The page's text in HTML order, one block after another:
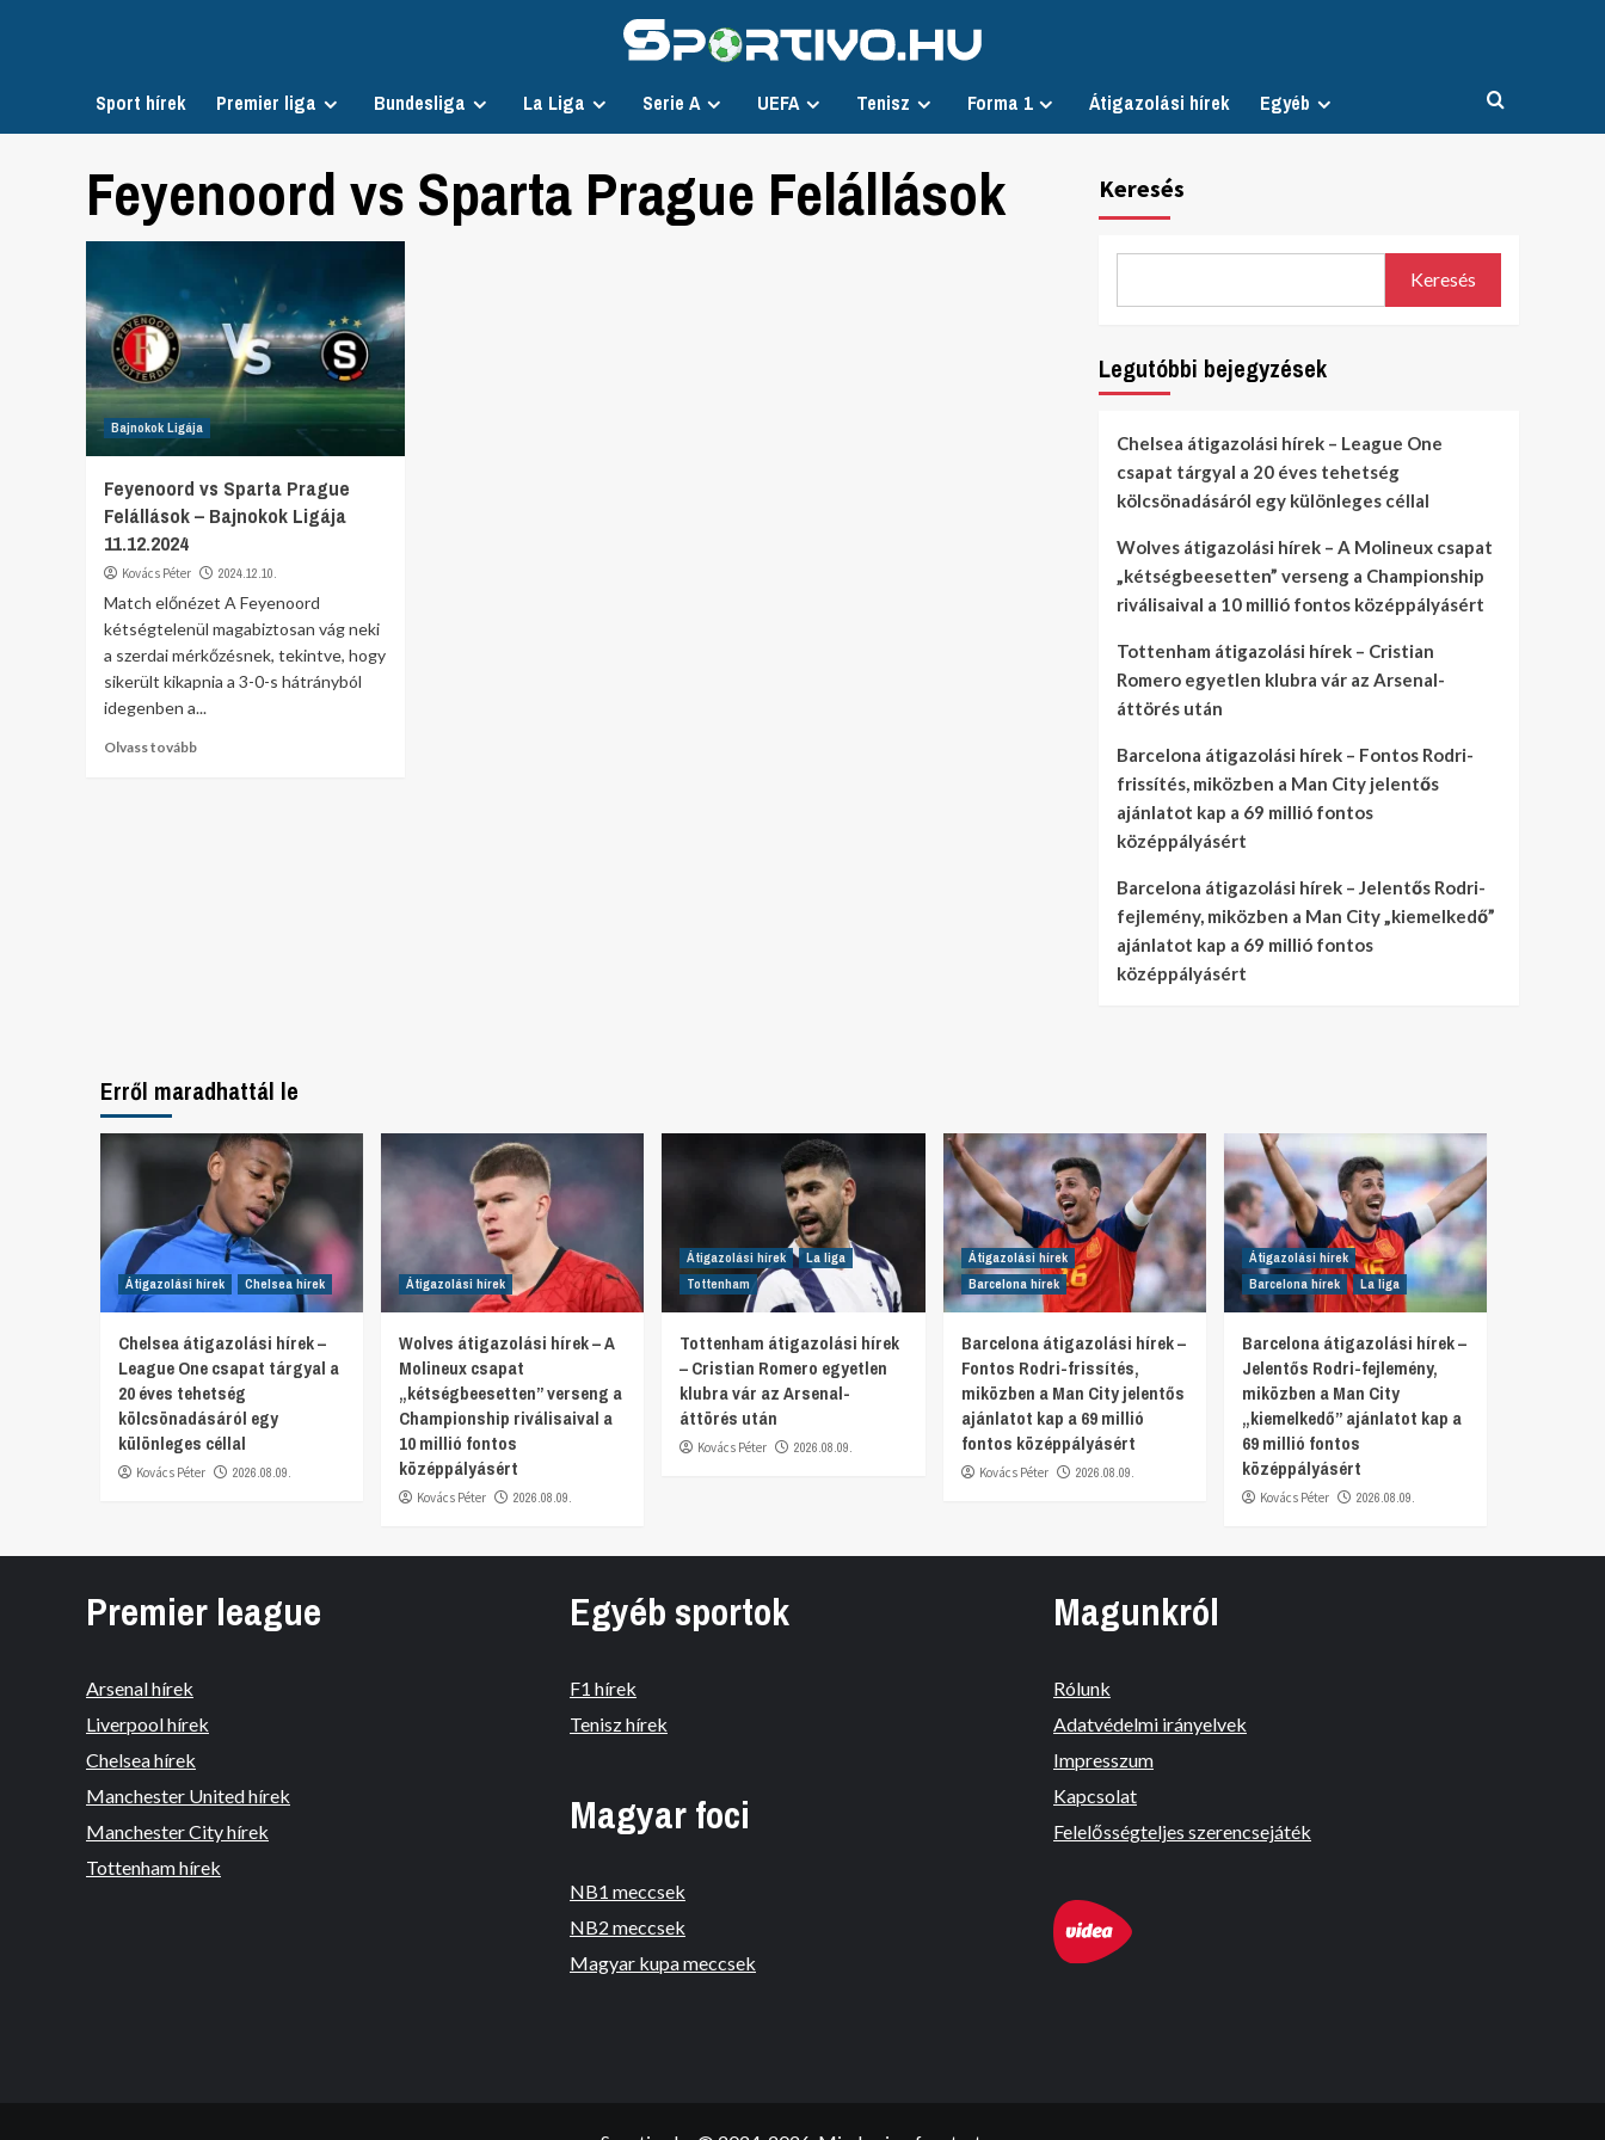
Sport hírek Premier liga Bundesliga La Liga Serie A UEFA Tenisz Forma 1 Átigazolási hírek Egyéb
Feyenoord vs Sparta Prague Felállások
Bajnokok Ligája
Feyenoord vs Sparta Prague
Felállások – Bajnokok Ligája
11.12.2024
Kovács Péter 2024.12.10.
Match előnézet A Feyenoord
kétségtelenül magabiztosan vág neki
a szerdai mérkőzésnek, tekintve, hogy
sikerült kikapnia a 3-0-s hátrányból
idegenben a...
Olvass tovább
Keresés
Keresés
Legutóbbi bejegyzések
Chelsea átigazolási hírek – League One
csapat tárgyal a 20 éves tehetség
kölcsönadásáról egy különleges céllal
Wolves átigazolási hírek – A Molineux csapat
„kétségbeesetten” verseng a Championship
riválisaival a 10 millió fontos középpályásért
Tottenham átigazolási hírek – Cristian
Romero egyetlen klubra vár az Arsenal-
áttörés után
Barcelona átigazolási hírek – Fontos Rodri-
frissítés, miközben a Man City jelentős
ajánlatot kap a 69 millió fontos
középpályásért
Barcelona átigazolási hírek – Jelentős Rodri-
fejlemény, miközben a Man City „kiemelkedő”
ajánlatot kap a 69 millió fontos
középpályásért
Erről maradhattál le
Átigazolási hírek Chelsea hírek
Chelsea átigazolási hírek –
League One csapat tárgyal a
20 éves tehetség
kölcsönadásáról egy
különleges céllal
Kovács Péter 2026.08.09.
Átigazolási hírek
Wolves átigazolási hírek – A
Molineux csapat
„kétségbeesetten” verseng a
Championship riválisaival a
10 millió fontos
középpályásért
Kovács Péter 2026.08.09.
Átigazolási hírek
La liga
Tottenham
Tottenham átigazolási hírek
– Cristian Romero egyetlen
klubra vár az Arsenal-
áttörés után
Kovács Péter 2026.08.09.
Átigazolási hírek
Barcelona hírek
Barcelona átigazolási hírek –
Fontos Rodri-frissítés,
miközben a Man City jelentős
ajánlatot kap a 69 millió
fontos középpályásért
Kovács Péter 2026.08.09.
Átigazolási hírek
Barcelona hírek
La liga
Barcelona átigazolási hírek –
Jelentős Rodri-fejlemény,
miközben a Man City
„kiemelkedő” ajánlatot kap a
69 millió fontos
középpályásért
Kovács Péter 2026.08.09.
Premier league
Arsenal hírek
Liverpool hírek
Chelsea hírek
Manchester United hírek
Manchester City hírek
Tottenham hírek
Egyéb sportok
F1 hírek
Tenisz hírek
Magyar foci
NB1 meccsek
NB2 meccsek
Magyar kupa meccsek
Magunkról
Rólunk
Adatvédelmi irányelvek
Impresszum
Kapcsolat
Felelősségteljes szerencsejáték